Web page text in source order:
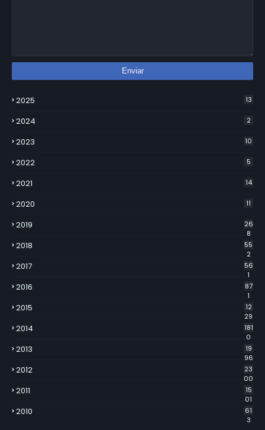
2025 13
2024 2
2023 10
2022 5
2021 14
2020 11
2019
26
8
2018
55
2
2017
56
1
2016
87
1
2015
12
29
2014
181
0
2013
19
96
2012
23
00
2011
15
01
2010
61
3